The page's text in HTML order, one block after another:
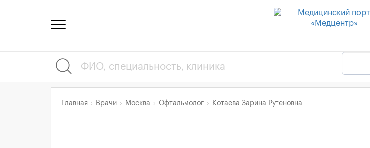
Главная Врачи Москва Офтальмолог Котаева Зарина Рутеновна